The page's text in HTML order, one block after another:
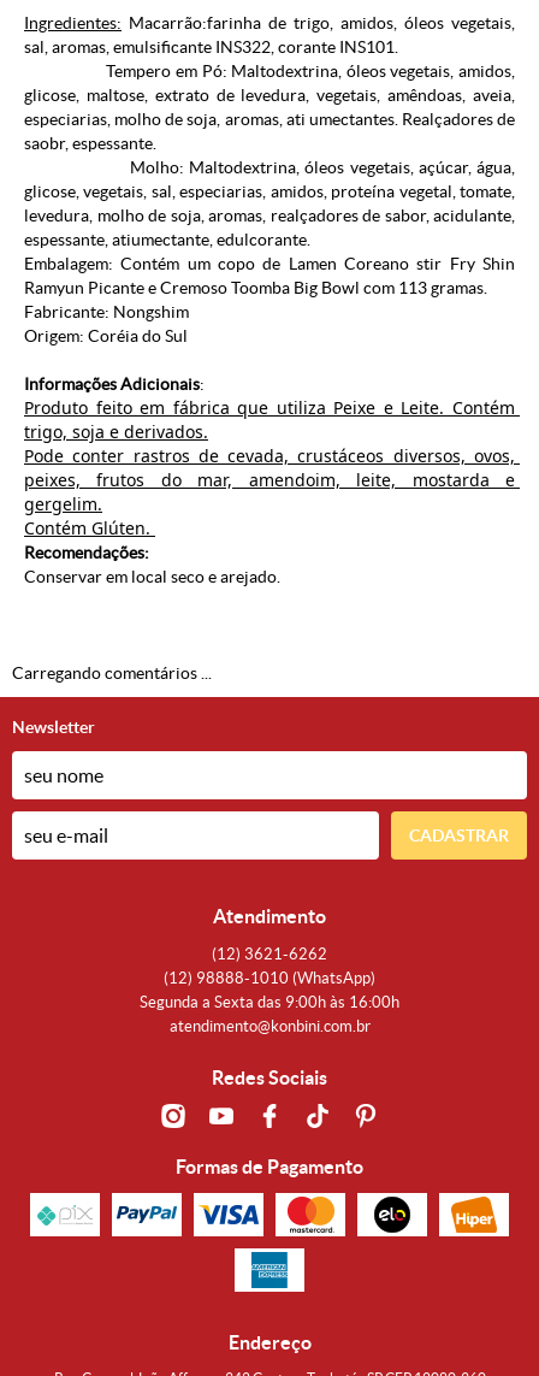
Ingredientes: Macarrão:farinha de trigo, amidos, óleos vegetais,
sal, aromas, emulsificante INS322, corante INS101.
Tempero em Pó: Maltodextrina, óleos vegetais, amidos,
glicose, maltose, extrato de levedura, vegetais, amêndoas, aveia,
especiarias, molho de soja, aromas, ati umectantes. Realçadores de
saobr, espessante.
Molho: Maltodextrina, óleos vegetais, açúcar, água,
glicose, vegetais, sal, especiarias, amidos, proteína vegetal, tomate,
levedura, molho de soja, aromas, realçadores de sabor, acidulante,
espessante, atiumectante, edulcorante.
Embalagem: Contém um copo de Lamen Coreano stir Fry Shin
Ramyun Picante e Cremoso Toomba Big Bowl com 113 gramas.
Fabricante: Nongshim
Origem: Coréia do Sul
Informações Adicionais:
Produto feito em fábrica que utiliza Peixe e Leite. Contém
trigo, soja e derivados.
Pode conter rastros de cevada, crustáceos diversos, ovos,
peixes, frutos do mar, amendoim, leite, mostarda e
gergelim.
Contém Glúten.
Recomendações:
Conservar em local seco e arejado.
Carregando comentários ...
Newsletter
CADASTRAR
Atendimento
(12) 3621-6262
(12) 98888-1010 (WhatsApp)
Segunda a Sexta das 9:00h às 16:00h
atendimento@konbini.com.br
Redes Sociais
Formas de Pagamento
Endereço